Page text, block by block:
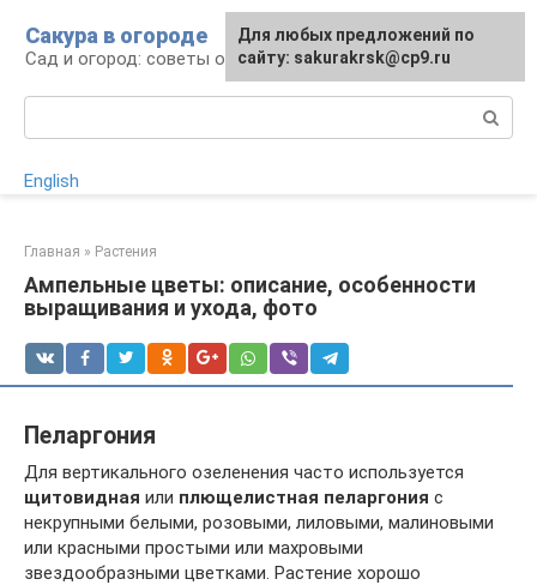
контенту
Сакура в огороде
Сад и огород: советы огородникам
English
Главная » Растения
Ампельные цветы: описание, особенности
выращивания и ухода, фото
Пеларгония
Для вертикального озеленения часто используется
щитовидная или плющелистная пеларгония с
некрупными белыми, розовыми, лиловыми, малиновыми
или красными простыми или махровыми
звездообразными цветками. Растение хорошо
Для любых предложений по
сайту: sakurakrsk@cp9.ru